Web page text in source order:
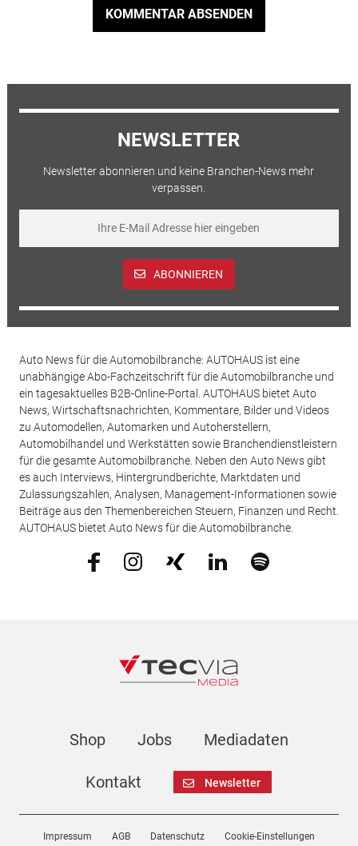
KOMMENTAR ABSENDEN
NEWSLETTER
Newsletter abonnieren und keine Branchen-News mehr
verpassen.
ABONNIEREN
Auto News für die Automobilbranche: AUTOHAUS ist eine
unabhängige Abo-Fachzeitschrift für die Automobilbranche und
ein tagesaktuelles B2B-Online-Portal. AUTOHAUS bietet Auto
News, Wirtschaftsnachrichten, Kommentare, Bilder und Videos
zu Automodellen, Automarken und Autoherstellern,
Automobilhandel und Werkstätten sowie Branchendienstleistern
für die gesamte Automobilbranche. Neben den Auto News gibt
es auch Interviews, Hintergrundberichte, Marktdaten und
Zulassungszahlen, Analysen, Management-Informationen sowie
Beiträge aus den Themenbereichen Steuern, Finanzen und Recht.
AUTOHAUS bietet Auto News für die Automobilbranche.
Shop Jobs Mediadaten
Kontakt Newsletter
Impressum AGB Datenschutz Cookie-Einstellungen